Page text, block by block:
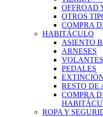
OFFROAD
OTROS
COMPRA
HABITÁCULO
ASIENTO
ARNESES
VOLANTES
PEDALES
RESTO DE
COMPRA
ROPA Y